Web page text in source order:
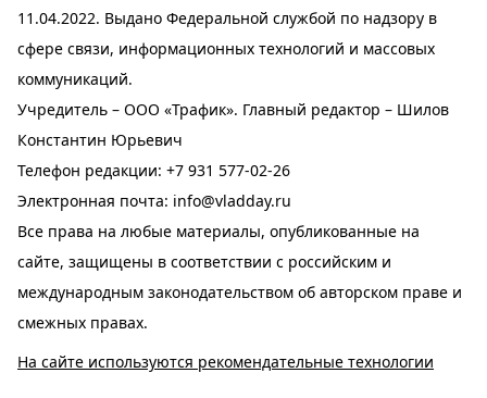
11.04.2022. Выдано Федеральной службой по надзору в
сфере связи, информационных технологий и массовых
коммуникаций.
Учредитель – ООО «Трафик». Главный редактор – Шилов
Константин Юрьевич
Телефон редакции: +7 931 577-02-26
Электронная почта: info@vladday.ru
Все права на любые материалы, опубликованные на
сайте, защищены в соответствии с российским и
международным законодательством об авторском праве и
смежных правах.
На сайте используются рекомендательные технологии